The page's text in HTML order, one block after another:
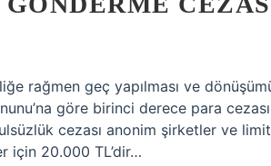
rağmen geç yapılması ve
göre birinci derece para
cezası anonim şirketler ve
için 20.000 TL’dir…